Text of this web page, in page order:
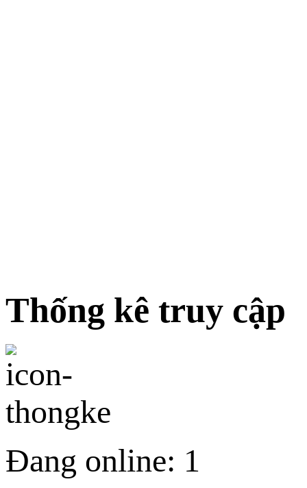
Thống kê truy cập
Đang online: 1